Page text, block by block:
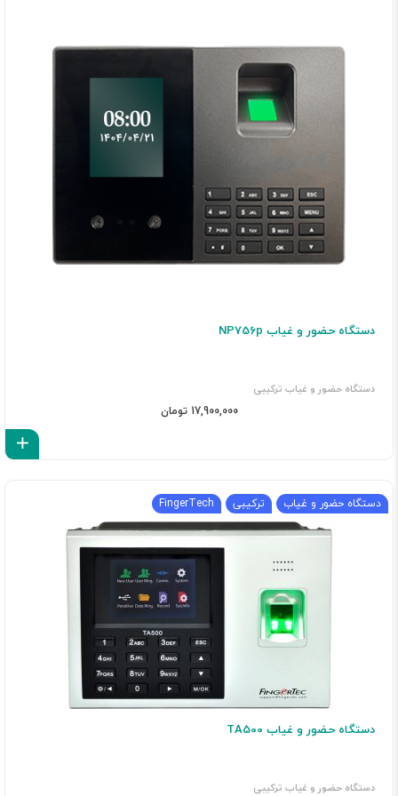
دستگاه حضور و غیاب NP756p
دستگاه حضور و غیاب ترکیبی
17,900,000 تومان
دستگاه حضور و غیاب ترکیبی FingerTech
دستگاه حضور و غیاب TA500
دستگاه حضور و غیاب ترکیبی